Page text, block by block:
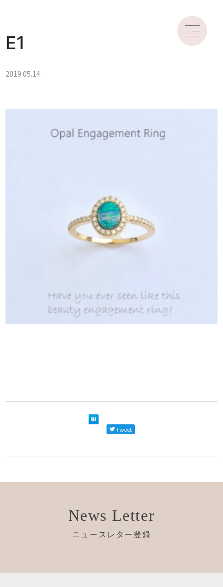
E1
2019.05.14
Tweet
News Letter
ニュースレター登録